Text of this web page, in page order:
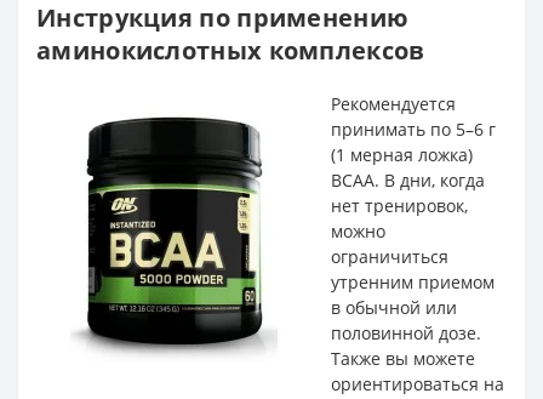
Инструкция по применению
аминокислотных комплексов
Рекомендуется
принимать по 5–6 г
(1 мерная ложка)
BCAA. В дни, когда
нет тренировок,
можно
ограничиться
утренним приемом
в обычной или
половинной дозе.
Также вы можете
ориентироваться на